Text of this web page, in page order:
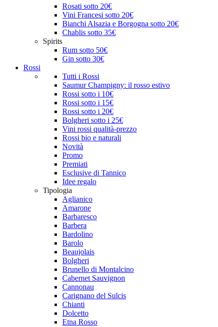
Rosati sotto 20€
Vini Francesi sotto 20€
Bianchi Alsazia e Borgogna sotto 20€
Chablis sotto 35€
Spirits
Rum sotto 50€
Gin sotto 30€
Rossi
Tutti i Rossi
Saumur Champigny: il rosso estivo
Rossi sotto i 10€
Rossi sotto i 15€
Rossi sotto i 20€
Bolgheri sotto i 25€
Vini rossi qualità-prezzo
Rossi bio e naturali
Novità
Promo
Premiati
Esclusive di Tannico
Idee regalo
Tipologia
Aglianico
Amarone
Barbaresco
Barbera
Bardolino
Barolo
Beaujolais
Bolgheri
Brunello di Montalcino
Cabernet Sauvignon
Cannonau
Carignano del Sulcis
Chianti
Dolcetto
Etna Rosso